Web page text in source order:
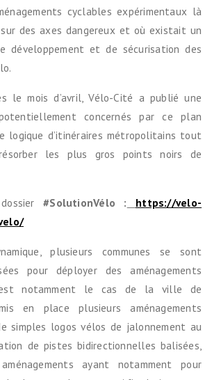
cyclables expérimentaux là
des axes dangereux et où existait un
développement et de sécurisation des
le mois d’avril, Vélo-Cité a publié une
concernés par ce plan
logique d’itinéraires métropolitains tout
les plus gros points noirs de
#SolutionVélo :
https://velo-
plusieurs communes se sont
pour déployer des aménagements
notamment le cas de la ville de
en place plusieurs aménagements
simples logos vélos de jalonnement au
de pistes bidirectionnelles balisées,
ayant notamment pour